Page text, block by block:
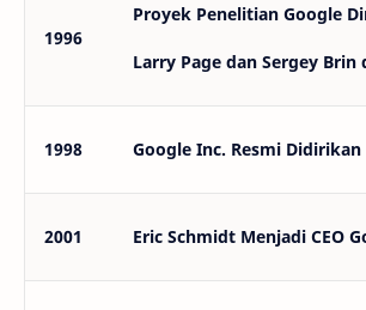
1996
Proyek Penelitian Google
Larry Page dan Sergey Brin
1998 Google Inc. Resmi Didirikan
2001 Eric Schmidt Menjadi CEO